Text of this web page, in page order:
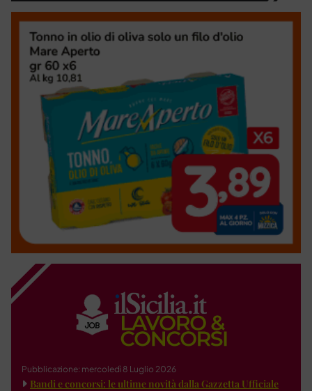
Pubblicazione: mercoledì 8 Luglio 2026
Bandi e concorsi: le ultime novità dalla Gazzetta Ufficiale